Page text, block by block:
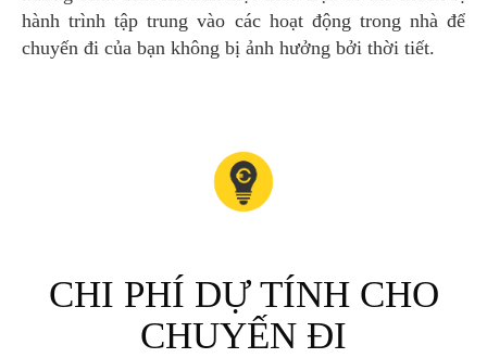
hành trình tập trung vào các hoạt động trong nhà để
chuyến đi của bạn không bị ảnh hưởng bởi thời tiết.
CHI PHÍ DỰ TÍNH CHO
CHUYẾN ĐI